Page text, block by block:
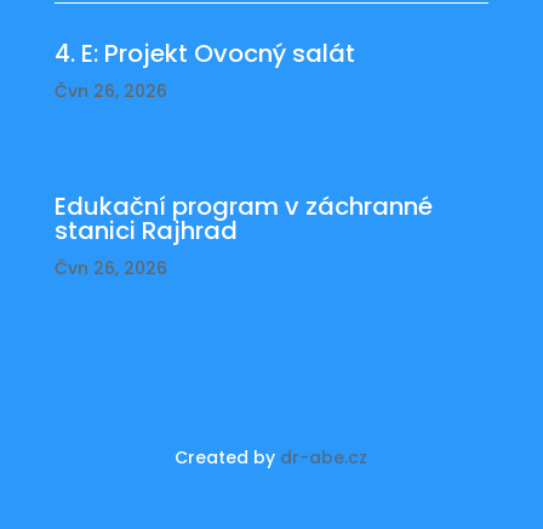
4. E: Projekt Ovocný salát
Čvn 26, 2026
Edukační program v záchranné
stanici Rajhrad
Čvn 26, 2026
Created by dr-abe.cz